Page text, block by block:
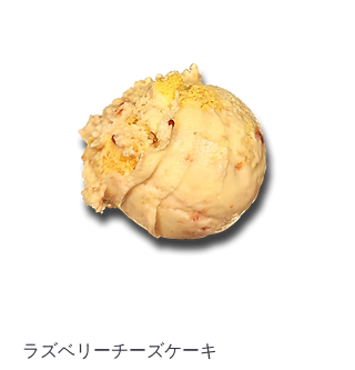
ラズベリーチーズケーキ